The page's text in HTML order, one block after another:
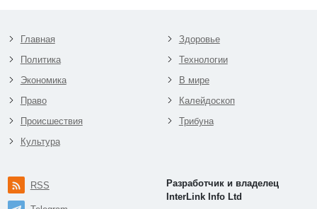
Главная
Политика
Экономика
Право
Происшествия
Культура
Здоровье
Технологии
В мире
Калейдоскоп
Трибуна
RSS
Разработчик и владелец
InterLink Info Ltd